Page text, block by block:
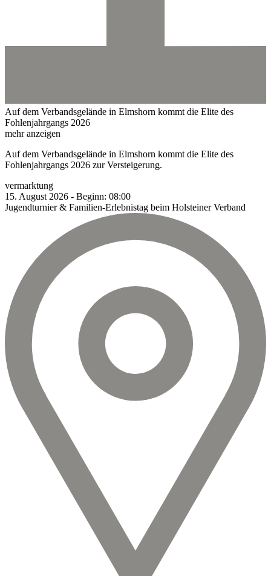
Auf dem Verbandsgelände in Elmshorn kommt die Elite des
Fohlenjahrgangs 2026
mehr anzeigen
Auf dem Verbandsgelände in Elmshorn kommt die Elite des
Fohlenjahrgangs 2026 zur Versteigerung.
vermarktung
15. August 2026 - Beginn: 08:00
Jugendturnier & Familien-Erlebnistag beim Holsteiner Verband